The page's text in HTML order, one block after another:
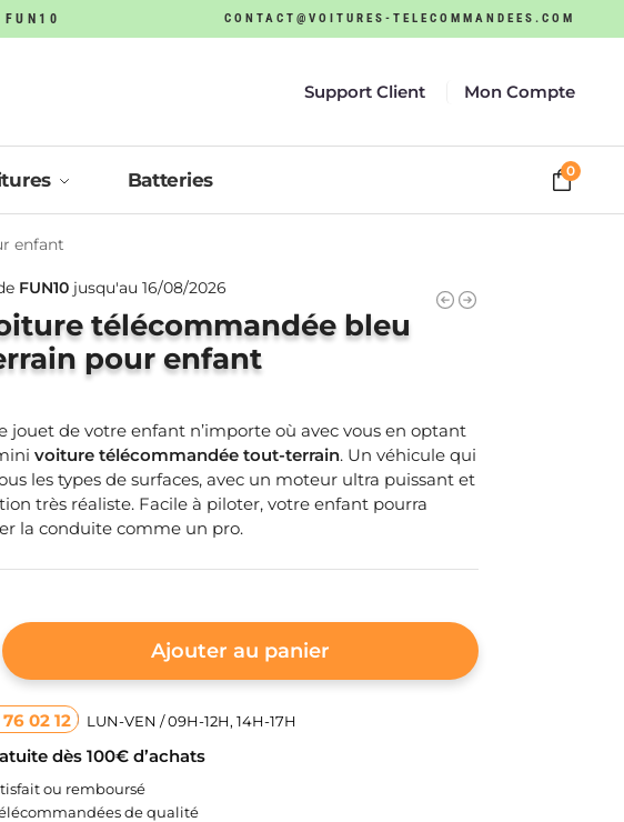
CONTACT@VOITURES-TELECOMMANDEES.COM
Support Client Mon Compte
Batteries 0
enfant
FUN10jusqu'au 16/08/2026
télécommandée bleu
pour enfant
jouet de votre enfant n’importe où avec vous en optant
voiture télécommandée tout-terrain. Un véhicule qui
les types de surfaces, avec un moteur ultra puissant et
très réaliste. Facile à piloter, votre enfant pourra
la conduite comme un pro.
Ajouter au panier
02 12 LUN-VEN / 09H-12H, 14H-17H
dès 100€ d’achats
ou remboursé
de qualité